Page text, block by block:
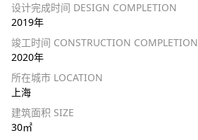
设计完成时间 DESIGN COMPLETION
2019年
竣工时间 CONSTRUCTION COMPLETION
2020年
所在城市 LOCATION
上海
建筑面积 SIZE
30㎡